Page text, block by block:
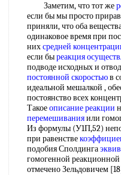
Заметим, что тот же
если бы мы просто
приняли, что оба
одинаковое время при
нихсредней
если быреакция
подводе исходных и
постоянной скоростьюв
идеальной мешалкой ,
постоянство всех
Такоеописание реакции
перемешиванияили
Из формулы (У1П,52)
при равенстве
подобия Сполдинга
гомогенной
отмечено Зельдовичем